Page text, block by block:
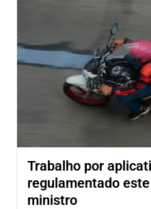
Trabalho por
regulamentado
ministro